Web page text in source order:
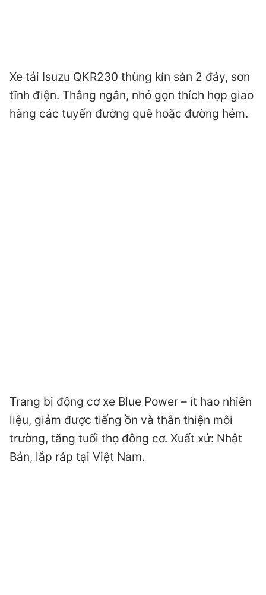
Xe tải Isuzu QKR230 thùng kín sàn 2 đáy, sơn
tĩnh điện. Thằng ngắn, nhỏ gọn thích hợp giao
hàng các tuyến đường quê hoặc đường hẻm.
Trang bị động cơ xe Blue Power – ít hao nhiên
liệu, giảm được tiếng ồn và thân thiện môi
trường, tăng tuổi thọ động cơ. Xuất xứ: Nhật
Bản, lắp ráp tại Việt Nam.